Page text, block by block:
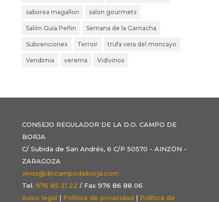
saborea magallon salon gourmets
Salón Guía Peñin Semana de la Garnacha
Subvenciones Terroir trufa vera del moncayo
Vendimia verema Vidivinos
CONSEJO REGULADOR DE LA D.O. CAMPO DE
BORJA
C/ Subida de San Andrés, 6 C/P 50570 - AINZÓN -
ZARAGOZA
vinos@docampodeborja.com
Tel. 976 85 21 22 / Fax 976 86 88 06
Aviso legal | Política de privacidad | Política de